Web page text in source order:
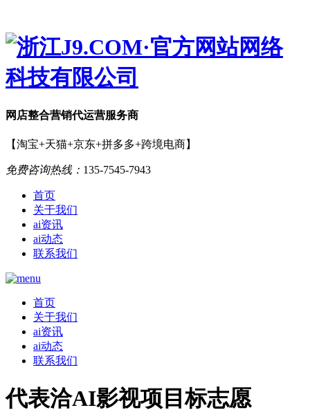
网店整合营销代运营服务商
【淘宝+天猫+京东+拼多多+跨境电商】
免费咨询热线： 135-7545-7943
首页
关于我们
ai资讯
ai动态
联系我们
首页
关于我们
ai资讯
ai动态
联系我们
代表洽AI影视项目标志愿